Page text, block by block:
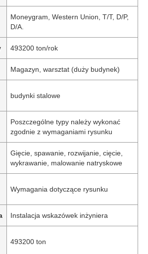
Moneygram, Western Union, T/T, D/P,
D/A.
493200 ton/rok
Magazyn, warsztat (duży budynek)
budynki stalowe
Poszczególne typy należy wykonać
zgodnie z wymaganiami rysunku
Gięcie, spawanie, rozwijanie, cięcie,
wykrawanie, malowanie natryskowe
Wymagania dotyczące rysunku
Instalacja wskazówek inżyniera
493200 ton